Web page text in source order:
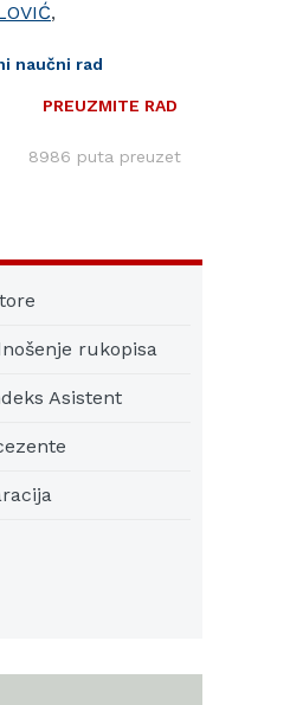
,
naučni rad
PREUZMITE RAD
8986 puta preuzet
rukopisa
Asistent